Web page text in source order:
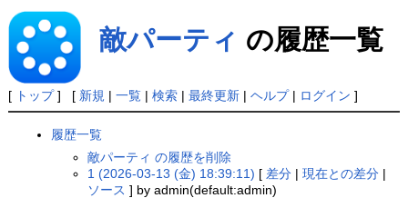
敵パーティ の履歴一覧
[ トップ] [ 新規 | 一覧| 検索| 最終更新| ヘルプ| ログイン ]
履歴一覧
敵パーティ の履歴を削除
1 (2026-03-13 (金) 18:39:11) [ 差分 |現在との差分 |
ソース ] by admin(default:admin)